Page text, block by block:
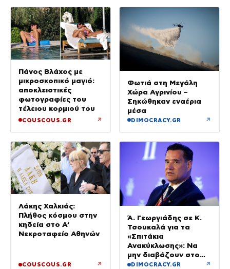
Πάνος Βλάχος με
μικροσκοπικό μαγιό:
αποκλειστικές
φωτογραφίες του
τέλειου κορμιού του
COUSCOUS.GR ↗
Φωτιά στη Μεγάλη
Χώρα Αγρινίου –
Σηκώθηκαν εναέρια
μέσα
DIMOCRACY.GR ↗
Λάκης Χαλκιάς:
Πλήθος κόσμου στην
κηδεία στο Α’
Νεκροταφείο Αθηνών
COUSCOUS.GR ↗
Ά. Γεωργιάδης σε Κ.
Τσουκαλά για τα
«Σπιτάκια
Ανακύκλωσης»: Να
μην διαβάζουν στο
ΠΑΣΟΚ μόνο όσα
DIMOCRACY.GR ↗